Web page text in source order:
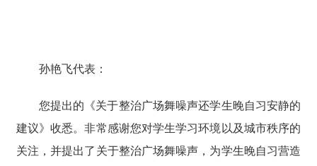
孙艳飞代表：
您提出的《关于整治广场舞噪声还学生晚自习安静的
建议》收悉。非常感谢您对学生学习环境以及城市秩序的
关注，并提出了关于整治广场舞噪声，为学生晚自习营造